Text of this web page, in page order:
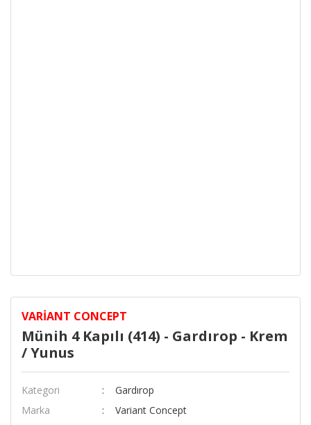
VARIANT CONCEPT
Münih 4 Kapılı (414) - Gardırop - Krem
/ Yunus
Kategori
Gardırop
Marka
Variant Concept